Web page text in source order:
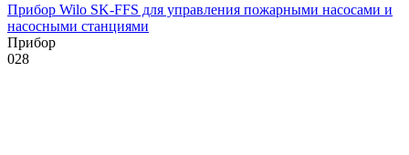
Прибор Wilo SK-FFS для управления пожарными насосами и
насосными станциями
Прибор
028